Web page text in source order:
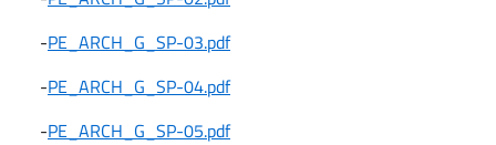
-PE_ARCH_G_SP-03.pdf
-PE_ARCH_G_SP-04.pdf
-PE_ARCH_G_SP-05.pdf